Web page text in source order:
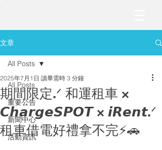
文章
All Posts
重要公告
新聞中心
活動資訊
All Posts
期間限定.ᐟ 和運租車 ×
𝘾𝙝𝙖𝙧𝙜𝙚𝙎𝙋𝙊𝙏 × 𝙞𝙍𝙚𝙣𝙩.ᐟ
租車借電好禮拿不完⚡️🚗
2025年7月1日 讀畢需時 3 分鐘